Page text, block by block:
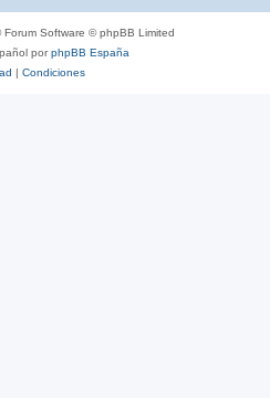
Forum Software © phpBB Limited
porphpBB España
| Condiciones